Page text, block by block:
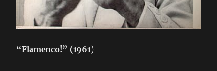
“Flamenco!” (1961)